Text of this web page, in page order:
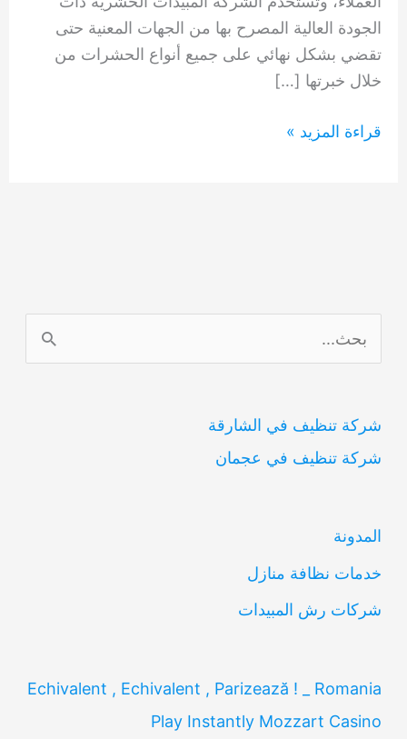
الجودة العالية المصرح بها من الجهات المعنية حتى
تقضي بشكل نهائي على جميع أنواع الحشرات من
خلال خبرتها […]
شركة
قراءة المزيد »
ل
ح
ث
ن
شركة تنظيف في الشارقة
شركة تنظيف في عجمان
المدونة
خدمات نظافة منازل
شركات رش المبيدات
Echivalent , Echivalent , Parizează ! _ Romania
Play Instantly Mozzart Casino